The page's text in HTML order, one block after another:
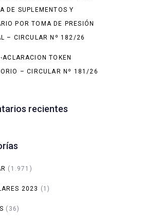
DE SUPLEMENTOS Y
POR TOMA DE PRESIÓN
– CIRCULAR Nº 182/26
ACLARACION TOKEN
– CIRCULAR Nº 181/26
recientes
(1.971)
2023 (1)
(36)